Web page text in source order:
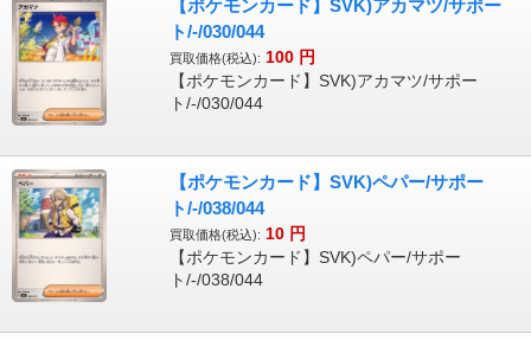
【ポケモンカード】SVK)アカマツ/サポー
ト/-/030/044
買取価格(税込): 100 円
【ポケモンカード】SVK)アカマツ/サポー
ト/-/030/044
【ポケモンカード】SVK)ペパー/サポー
ト/-/038/044
買取価格(税込): 10 円
【ポケモンカード】SVK)ペパー/サポー
ト/-/038/044